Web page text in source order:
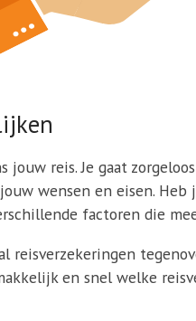
reis. Je gaat
wensen en eisen.
factoren die
reisverzekeringen
en snel welke